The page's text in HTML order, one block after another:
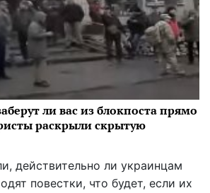
ли вас из блокпоста прямо
раскрыли скрытую
действительно ли украинцам
повестки, что будет, если их